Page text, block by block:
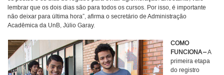
lembrar que os dois dias são para todos os cursos. Por isso, é importante
não deixar para última hora”, afirma o secretário de Administração
Acadêmica da UnB, Júlio Garay.
COMO
FUNCIONA –A
primeira etapa
do registro